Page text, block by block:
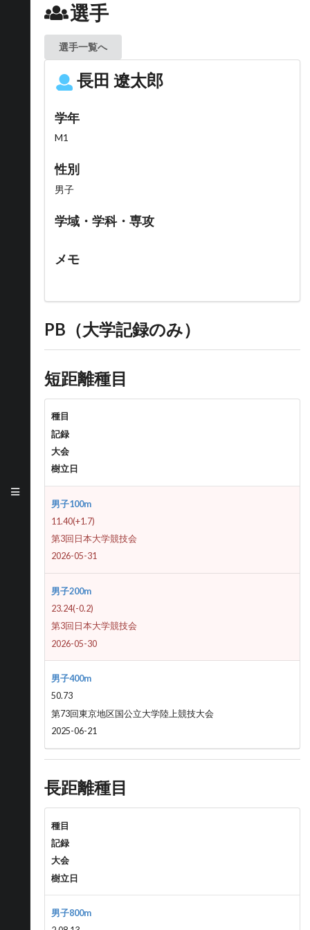
選手
選手一覧へ
長田 遼太郎
学年
M1
性別
男子
学域・学科・専攻
メモ
PB（大学記録のみ）
短距離種目
種目
記録
大会
樹立日
男子100m
11.40(+1.7)
第3回日本大学競技会
2026-05-31
男子200m
23.24(-0.2)
第3回日本大学競技会
2026-05-30
男子400m
50.73
第73回東京地区国公立大学陸上競技大会
2025-06-21
長距離種目
種目
記録
大会
樹立日
男子800m